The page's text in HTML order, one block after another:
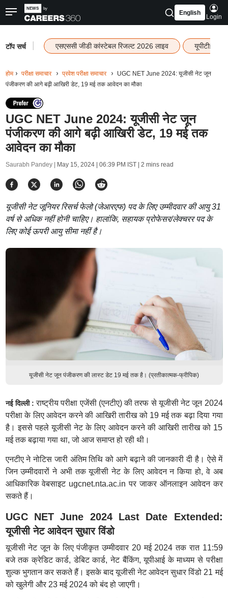
English
Login
टॉप सर्च एसएससी जीडी कांस्टेबल रिजल्ट 2026 लाइव यूपीटीईटी
होम परीक्षा समाचार प्रवेश परीक्षा समाचार
UGC NET June 2024: यूजीसी नेट जून
पंजीकरण की आगे बढ़ी आखिरी डेट, 19 मई तक आवेदन का मौका
UGC NET June 2024: यूजीसी नेट जून
पंजीकरण की आगे बढ़ी आखिरी डेट, 19 मई तक
आवेदन का मौका
Saurabh Pandey | May 15, 2024 | 06:39 PM IST| 2 mins read
यूजीसी नेट जूनियर रिसर्च फेलो (जेआरएफ) पद के लिए उम्मीदवार की आयु 31
वर्ष से अधिक नहीं होनी चाहिए। हालांकि, सहायक प्रोफेसर/लेक्चरर पद के
लिए कोई ऊपरी आयु सीमा नहीं है।
यूजीसी नेट जून पंजीकरण की लास्ट डेट 19 मई तक है। (प्रतीकात्मक-फ्रीपिक)
नई दिल्ली :राष्ट्रीय परीक्षा एजेंसी (एनटीए) की तरफ से यूजीसी नेट जून 2024
परीक्षा के लिए आवेदन करने की आखिरी तारीख को 19 मई तक बढ़ा दिया गया
है। इससे पहले यूजीसी नेट के लिए आवेदन करने की आखिरी तारीख को 15
मई तक बढ़ाया गया था, जो आज समाप्त हो रही थी।
एनटीए ने नोटिस जारी अंतिम तिथि को आगे बढ़ाने की जानकारी दी है। ऐसे में
जिन उम्मीदवारों ने अभी तक यूजीसी नेट के लिए आवेदन न किया हो, वे अब
आधिकारिक वेबसाइट ugcnet.nta.ac.in पर जाकर ऑनलाइन आवेदन कर
सकते हैं।
UGC NET June 2024 Last Date Extended:
यूजीसी नेट आवेदन सुधार विंडो
यूजीसी नेट जून के लिए पंजीकृत उम्मीदवार 20 मई 2024 तक रात 11:59
बजे तक क्रेडिट कार्ड, डेबिट कार्ड, नेट बैंकिंग, यूपीआई के माध्यम से परीक्षा
शुल्क भुगतान कर सकते हैं। इसके बाद यूजीसी नेट आवेदन सुधार विंडो 21 मई
को खुलेगी और 23 मई 2024 को बंद हो जाएगी।